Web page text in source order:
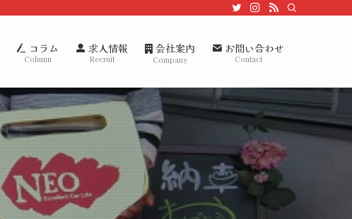
コラム
Column
求人情報
Recruit
会社案内
Company
お問い合わせ
Contact